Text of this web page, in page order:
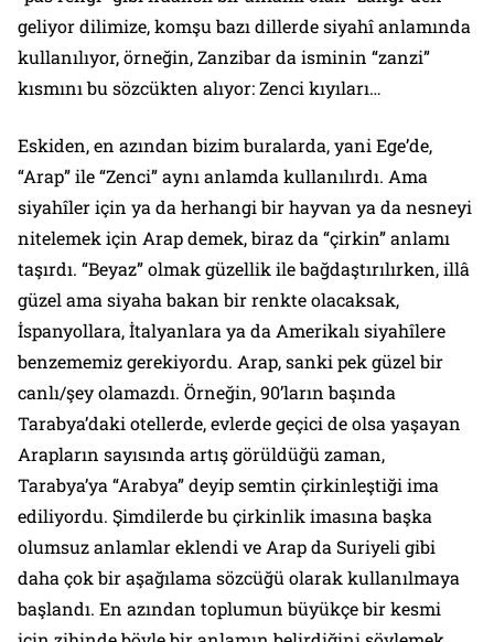
geliyor dilimize, komşu bazı dillerde siyahî anlamında
kullanılıyor, örneğin, Zanzibar da isminin “zanzi”
kısmını bu sözcükten alıyor: Zenci kıyıları…
Eskiden, en azından bizim buralarda, yani Ege’de,
“Arap” ile “Zenci” aynı anlamda kullanılırdı. Ama
siyahîler için ya da herhangi bir hayvan ya da nesneyi
nitelemek için Arap demek, biraz da “çirkin” anlamı
taşırdı. “Beyaz” olmak güzellik ile bağdaştırılırken, illâ
güzel ama siyaha bakan bir renkte olacaksak,
İspanyollara, İtalyanlara ya da Amerikalı siyahîlere
benzememiz gerekiyordu. Arap, sanki pek güzel bir
canlı/şey olamazdı. Örneğin, 90’ların başında
Tarabya’daki otellerde, evlerde geçici de olsa yaşayan
Arapların sayısında artış görüldüğü zaman,
Tarabya’ya “Arabya” deyip semtin çirkinleştiği ima
ediliyordu. Şimdilerde bu çirkinlik imasına başka
olumsuz anlamlar eklendi ve Arap da Suriyeli gibi
daha çok bir aşağılama sözcüğü olarak kullanılmaya
başlandı. En azından toplumun büyükçe bir kesmi